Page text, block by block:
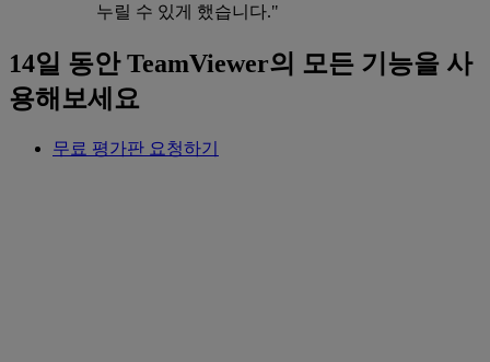
누릴 수 있게 했습니다."
14일 동안 TeamViewer의 모든 기능을 사
용해보세요
무료 평가판 요청하기